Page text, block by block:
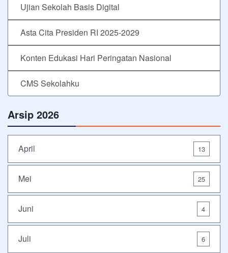
Ujian Sekolah Basis Digital
Asta Cita Presiden RI 2025-2029
Konten Edukasi Hari Peringatan Nasional
CMS Sekolahku
Arsip 2026
April 13
Mei 25
Juni 4
Juli 6